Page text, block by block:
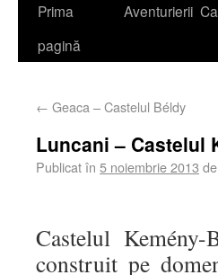
Prima
pagină
Aventurierii
← Geaca – Castelul Béldy
Luncani – Castelul
Publicat în 5 noiembrie 2013 de
Castelul
construit pe